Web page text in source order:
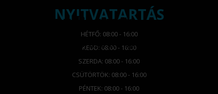
NYITVATARTÁS
HÉTFŐ: 08:00 - 16:00
KEDD: 08:00 - 16:00
SZERDA: 08:00 - 16:00
CSÜTÖRTÖK: 08:00 - 16:00
PÉNTEK: 08:00 - 16:00